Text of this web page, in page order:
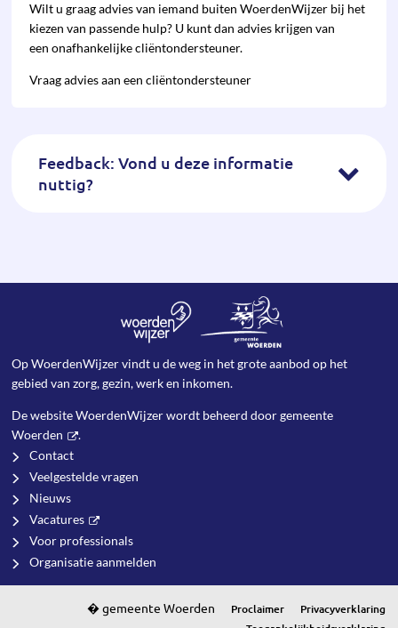
Wilt u graag advies van iemand buiten WoerdenWijzer bij het
kiezen van pas­sende hulp? U kunt dan advies krijgen van
een onafhan­kelijke cliënt­onder­steuner.
Vraag advies aan een cliëntondersteuner
Feedback: Vond u deze informatie
nuttig?
Op WoerdenWijzer vindt u de weg in het grote aanbod op het
gebied van zorg, gezin, werk en inkomen.
De website WoerdenWijzer wordt beheerd doorgemeente
Woerden
.
Contact
Veelgestelde vragen
Nieuws
Vacatures
Voor professionals
Organisatie aanmelden
Proclaimer
Privacyverklaring